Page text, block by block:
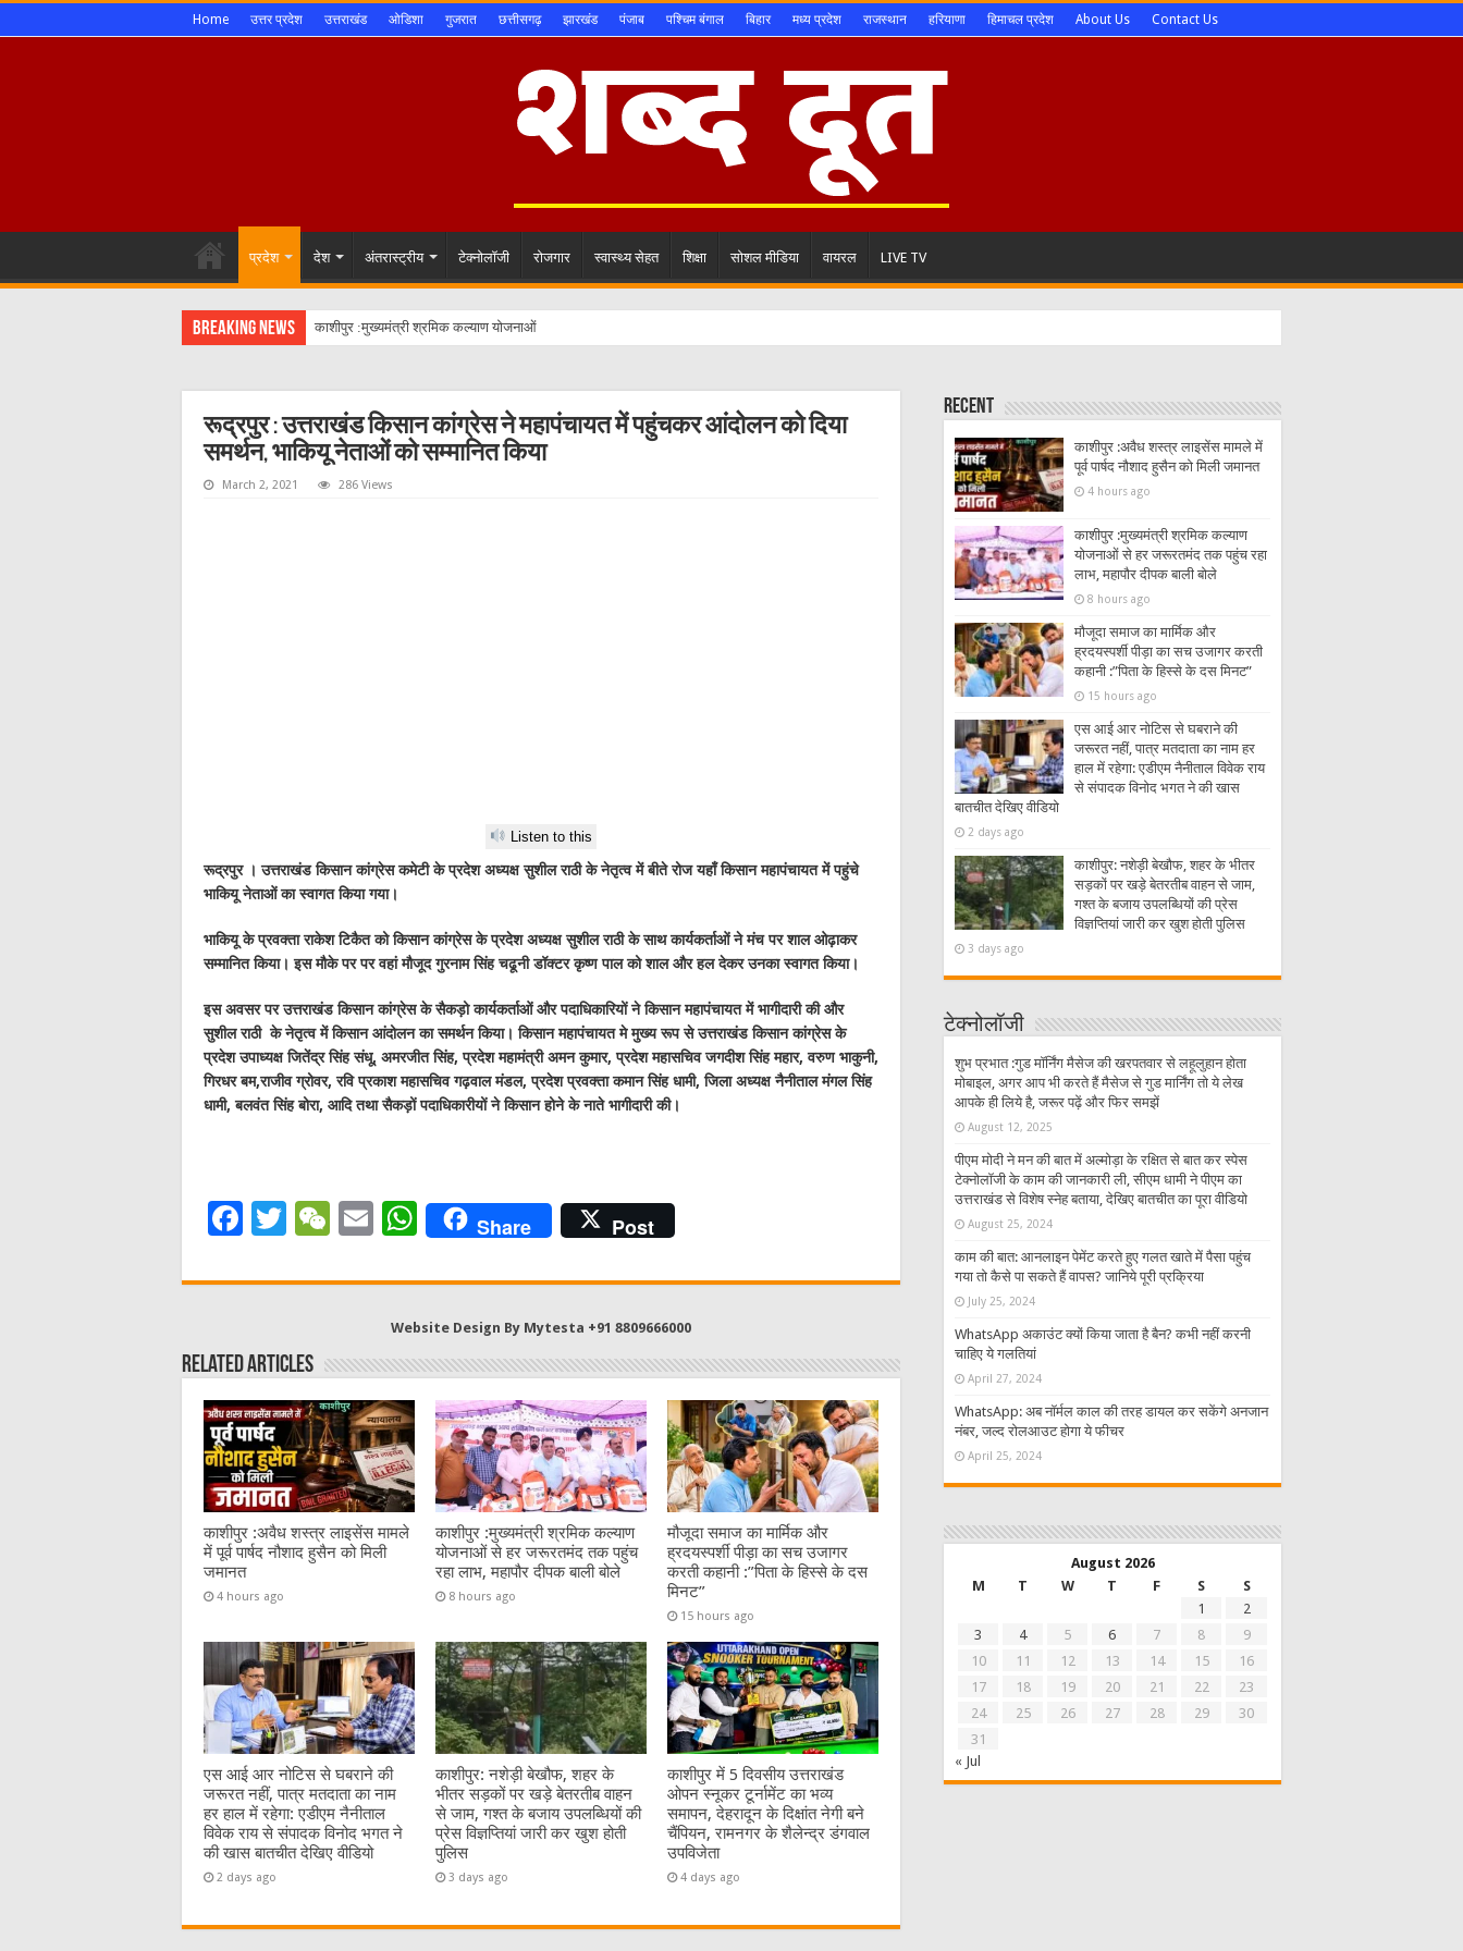
Home उत्तर प्रदेश उत्तराखंड ओडिशा गुजरात छत्तीसगढ़ झारखंड पंजाब पश्चिम बंगाल बिहार मध्य प्रदेश राजस्थान हरियाणा हिमाचल प्रदेश About Us Contact Us
प्रदेश देश अंतरास्ट्रीय टेक्नोलॉजी रोजगार स्वास्थ्य सेहत शिक्षा सोशल मीडिया वायरल LIVE TV
Breaking News काशीपुर :मुख्यमंत्री श्रमिक कल्याण योजनाओं से हर जरूरतम
रूद्रपुर : उत्तराखंड किसान कांग्रेस ने महापंचायत में पहुंचकर आंदोलन को दिया
समर्थन, भाकियू नेताओं को सम्मानित किया
March 2, 2021 286 Views
Listen to this
रूद्रपुर । उत्तराखंड किसान कांग्रेस कमेटी के प्रदेश अध्यक्ष सुशील राठी के नेतृत्व में बीते रोज यहाँ किसान महापंचायत में पहुंचे
भाकियू नेताओं का स्वागत किया गया।
भाकियू के प्रवक्ता राकेश टिकैत को किसान कांग्रेस के प्रदेश अध्यक्ष सुशील राठी के साथ कार्यकर्ताओं ने मंच पर शाल ओढ़ाकर
सम्मानित किया। इस मौके पर पर वहां मौजूद गुरनाम सिंह चढूनी डॉक्टर कृष्ण पाल को शाल और हल देकर उनका स्वागत किया।
इस अवसर पर उत्तराखंड किसान कांग्रेस के सैकड़ो कार्यकर्ताओं और पदाधिकारियों ने किसान महापंचायत में भागीदारी की और
सुशील राठी के नेतृत्व में किसान आंदोलन का समर्थन किया। किसान महापंचायत मे मुख्य रूप से उत्तराखंड किसान कांग्रेस के
प्रदेश उपाध्यक्ष जितेंद्र सिंह संधू, अमरजीत सिंह, प्रदेश महामंत्री अमन कुमार, प्रदेश महासचिव जगदीश सिंह महार, वरुण भाकुनी,
गिरधर बम,राजीव ग्रोवर, रवि प्रकाश महासचिव गढ़वाल मंडल, प्रदेश प्रवक्ता कमान सिंह धामी, जिला अध्यक्ष नैनीताल मंगल सिंह
धामी, बलवंत सिंह बोरा, आदि तथा सैकड़ों पदाधिकारीयों ने किसान होने के नाते भागीदारी की।
F
c
b
o
o
k
T
it
r
W
C
at
E
ai
W
at
s
A
p
p
Share Post
Website Design By Mytesta +91 8809666000
Related Articles
काशीपुर :अवैध शस्त्र लाइसेंस मामले
में पूर्व पार्षद नौशाद हुसैन को मिली
जमानत
4 hours ago
काशीपुर :मुख्यमंत्री श्रमिक कल्याण
योजनाओं से हर जरूरतमंद तक पहुंच
रहा लाभ, महापौर दीपक बाली बोले
8 hours ago
मौजूदा समाज का मार्मिक और
ह्रदयस्पर्शी पीड़ा का सच उजागर
करती कहानी :”पिता के हिस्से के दस
मिनट”
15 hours ago
एस आई आर नोटिस से घबराने की
जरूरत नहीं, पात्र मतदाता का नाम
हर हाल में रहेगा: एडीएम नैनीताल
विवेक राय से संपादक विनोद भगत ने
की खास बातचीत देखिए वीडियो
2 days ago
काशीपुर: नशेड़ी बेखौफ, शहर के
भीतर सड़कों पर खड़े बेतरतीब वाहन
से जाम, गश्त के बजाय उपलब्धियों की
प्रेस विज्ञप्तियां जारी कर खुश होती
पुलिस
3 days ago
काशीपुर में 5 दिवसीय उत्तराखंड
ओपन स्नूकर टूर्नामेंट का भव्य
समापन, देहरादून के दिक्षांत नेगी बने
चैंपियन, रामनगर के शैलेन्द्र डंगवाल
उपविजेता
4 days ago
Recent
काशीपुर :अवैध शस्त्र लाइसेंस मामले में
पूर्व पार्षद नौशाद हुसैन को मिली जमानत
4 hours ago
काशीपुर :मुख्यमंत्री श्रमिक कल्याण
योजनाओं से हर जरूरतमंद तक पहुंच रहा
लाभ, महापौर दीपक बाली बोले
8 hours ago
मौजूदा समाज का मार्मिक और
ह्रदयस्पर्शी पीड़ा का सच उजागर करती
कहानी :”पिता के हिस्से के दस मिनट”
15 hours ago
एस आई आर नोटिस से घबराने की
जरूरत नहीं, पात्र मतदाता का नाम हर
हाल में रहेगा: एडीएम नैनीताल विवेक राय
से संपादक विनोद भगत ने की खास
बातचीत देखिए वीडियो
2 days ago
काशीपुर: नशेड़ी बेखौफ, शहर के भीतर
सड़कों पर खड़े बेतरतीब वाहन से जाम,
गश्त के बजाय उपलब्धियों की प्रेस
विज्ञप्तियां जारी कर खुश होती पुलिस
3 days ago
टेक्नोलॉजी
शुभ प्रभात :गुड मॉर्निंग मैसेज की खरपतवार से लहूलुहान होता
मोबाइल, अगर आप भी करते हैं मैसेज से गुड मार्निंग तो ये लेख
आपके ही लिये है, जरूर पढ़ें और फिर समझें
August 12, 2025
पीएम मोदी ने मन की बात में अल्मोड़ा के रक्षित से बात कर स्पेस
टेक्नोलॉजी के काम की जानकारी ली, सीएम धामी ने पीएम का
उत्तराखंड से विशेष स्नेह बताया, देखिए बातचीत का पूरा वीडियो
August 25, 2024
काम की बात: आनलाइन पेमेंट करते हुए गलत खाते में पैसा पहुंच
गया तो कैसे पा सकते हैं वापस? जानिये पूरी प्रक्रिया
July 25, 2024
WhatsApp अकाउंट क्यों किया जाता है बैन? कभी नहीं करनी
चाहिए ये गलतियां
April 27, 2024
WhatsApp: अब नॉर्मल काल की तरह डायल कर सकेंगे अनजान
नंबर, जल्द रोलआउट होगा ये फीचर
April 25, 2024
August 2026
M
T W T F S
S
1
2
3
4 5 6 7 8
9
10
11 12 13 14 15
16
17
18 19 20 21 22
23
24
25 26 27 28 29
30
31
« Jul